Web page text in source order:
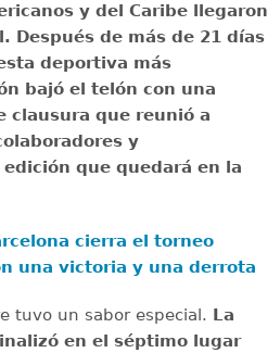
y del Caribe llegaron
Después de más de 21 días
deportiva más
bajó el telón con una
clausura que reunió a
y
que quedará en la
cierra el torneo
una victoria y una derrota
tuvo un sabor especial. La
en el séptimo lugar